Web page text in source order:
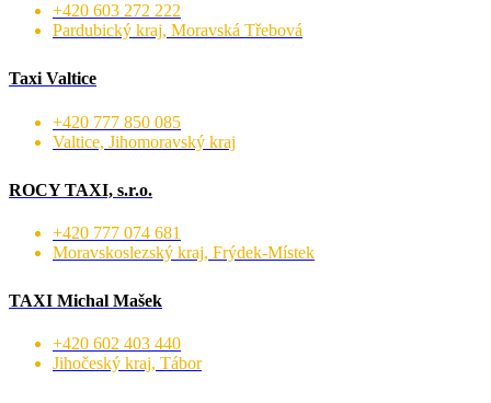
+420 603 272 222
Pardubický kraj, Moravská Třebová
Taxi Valtice
+420 777 850 085
Valtice, Jihomoravský kraj
ROCY TAXI, s.r.o.
+420 777 074 681
Moravskoslezský kraj, Frýdek-Místek
TAXI Michal Mašek
+420 602 403 440
Jihočeský kraj, Tábor